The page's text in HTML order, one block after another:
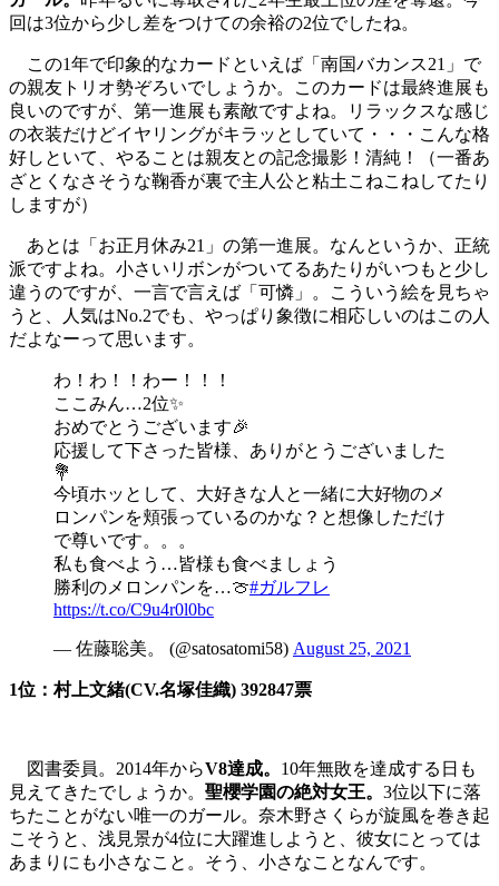
回は3位から少し差をつけての余裕の2位でしたね。
この1年で印象的なカードといえば「南国バカンス21」で
の親友トリオ勢ぞろいでしょうか。このカードは最終進展も
良いのですが、第一進展も素敵ですよね。リラックスな感じ
の衣装だけどイヤリングがキラッとしていて・・・こんな格
好しといて、やることは親友との記念撮影！清純！（一番あ
ざとくなさそうな鞠香が裏で主人公と粘土こねこねしてたり
しますが）
あとは「お正月休み21」の第一進展。なんというか、正統
派ですよね。小さいリボンがついてるあたりがいつもと少し
違うのですが、一言で言えば「可憐」。こういう絵を見ちゃ
うと、人気はNo.2でも、やっぱり象徴に相応しいのはこの人
だよなーって思います。
わ！わ！！わー！！！
ここみん…2位✨
おめでとうございます🎉
応援して下さった皆様、ありがとうございました
💐
今頃ホッとして、大好きな人と一緒に大好物のメ
ロンパンを頬張っているのかな？と想像しただけ
で尊いです。。。
私も食べよう…皆様も食べましょう
勝利のメロンパンを…🍈#ガルフレ
https://t.co/C9u4r0l0bc
— 佐藤聡美。 (@satosatomi58) August 25, 2021
1位：村上文緒(CV.名塚佳織) 392847票
図書委員。2014年からV8達成。 10年無敗を達成する日も
見えてきたでしょうか。 聖櫻学園の絶対女王。 3位以下に落
ちたことがない唯一のガール。奈木野さくらが旋風を巻き起
こそうと、浅見景が4位に大躍進しようと、彼女にとっては
あまりにも小さなこと。そう、小さなことなんです。